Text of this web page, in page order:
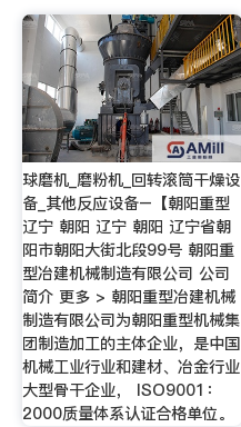
球磨机_磨粉机_回转滚筒干燥设
备_其他反应设备–【朝阳重型
辽宁 朝阳 辽宁 朝阳 辽宁省朝
阳市朝阳大街北段99号 朝阳重
型冶建机械制造有限公司 公司
简介 更多 > 朝阳重型冶建机械
制造有限公司为朝阳重型机械集
团制造加工的主体企业，是中国
机械工业行业和建材、冶金行业
大型骨干企业， ISO9001：
2000质量体系认证合格单位。